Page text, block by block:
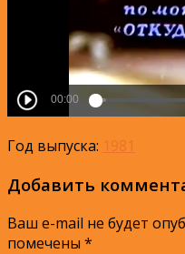
Год выпуска: 1981
Добавить
Ваш e-mail не будет
помечены *